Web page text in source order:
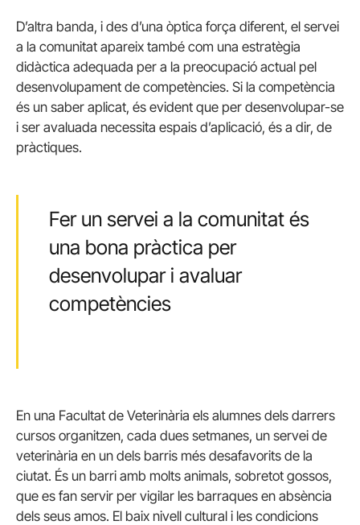
D’altra banda, i des d’una òptica força diferent, el servei
a la comunitat apareix també com una estratègia
didàctica adequada per a la preocupació actual pel
desenvolupament de competències. Si la competència
és un saber aplicat, és evident que per desenvolupar-se
i ser avaluada necessita espais d’aplicació, és a dir, de
pràctiques.
Fer un servei a la comunitat és
una bona pràctica per
desenvolupar i avaluar
competències
En una Facultat de Veterinària els alumnes dels darrers
cursos organitzen, cada dues setmanes, un servei de
veterinària en un dels barris més desafavorits de la
ciutat. És un barri amb molts animals, sobretot gossos,
que es fan servir per vigilar les barraques en absència
dels seus amos. El baix nivell cultural i les condicions